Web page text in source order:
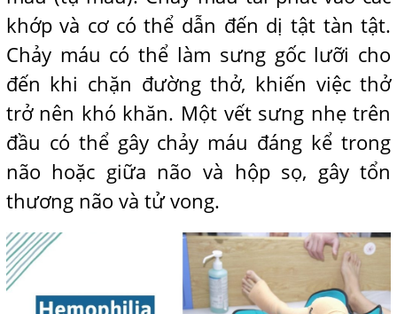
khớp và cơ có thể dẫn đến dị tật tàn tật.
Chảy máu có thể làm sưng gốc lưỡi cho
đến khi chặn đường thở, khiến việc thở
trở nên khó khăn. Một vết sưng nhẹ trên
đầu có thể gây chảy máu đáng kể trong
não hoặc giữa não và hộp sọ, gây tổn
thương não và tử vong.